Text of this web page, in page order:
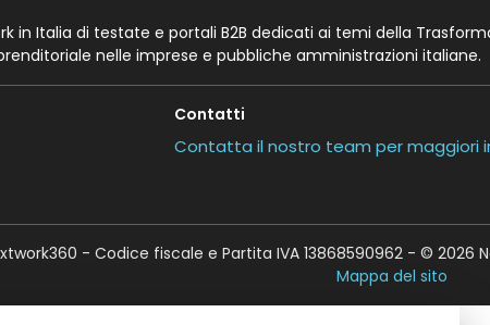
in Italia di testate e portali B2B dedicati ai temi della
nelle imprese e pubbliche amministrazioni italiane.
Contatti
Contatta il nostro team per maggiori
- Codice fiscale e Partita IVA 13868590962 - © 2026
Mappa del sito